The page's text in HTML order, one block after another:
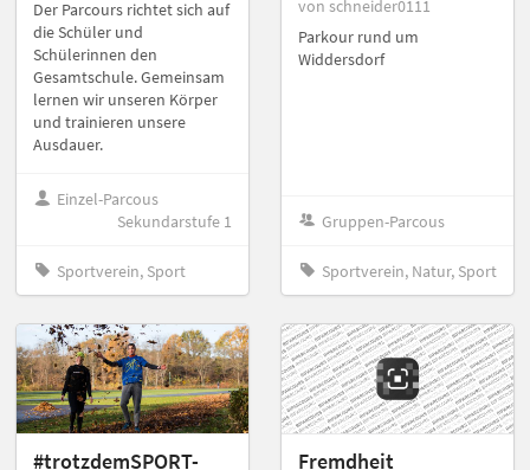
Der Parcours richtet sich auf
die Schüler und
Schülerinnen den
Gesamtschule. Gemeinsam
lernen wir unseren Körper
und trainieren unsere
Ausdauer.
Einzel-Parcous
Sekundarstufe 1
Sportverein, Sport
von schneider0111
Parkour rund um
Widdersdorf
Gruppen-Parcous
Sportverein, Natur, Sport
#trotzdemSPORT- Fremdheit